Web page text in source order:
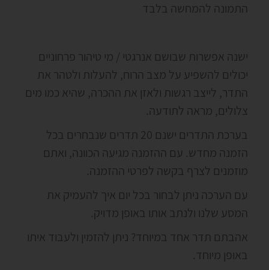
התמונה להמחשה בלבד
ישנה אפשרות שבושם אנרגטי / מי טיהור פרחוניים
יכולים להשפיע על מצב הרוח, להעלות ולטהר את
התדר, לייצב רגשות ולאזן את ההכרה, שהיא כמו מים
צלולים, מראה לתודעה.
בערכת התדרים ישנם 20 תדרים שנבחרים בכל
הזמנה מחדש. עם ההזמנה מגיעה הכוונה, ואתם
מוזמנים לצרף בקשה לפרטי ההזמנה.
עם הערכה ניתן לבחור בכל יום איך להעמיק את
המסע שלנו ולנתב אותו באופן מדויק.
אהבתם תדר אחד במיוחד? ניתן להזמין ולעבוד איתו
באופן מיוחד.